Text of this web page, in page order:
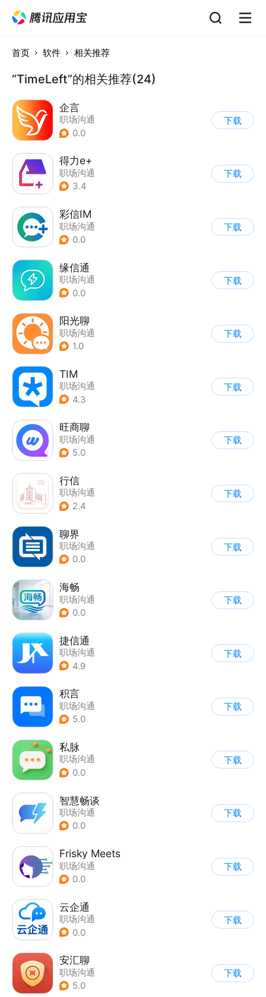
首页 软件 相关推荐
“TimeLeft”的相关推荐(24)
企言
职场沟通
0.0
下载
得力e+
职场沟通
3.4
下载
彩信IM
职场沟通
0.0
下载
缘信通
职场沟通
0.0
下载
阳光聊
职场沟通
1.0
下载
TIM
职场沟通
4.3
下载
旺商聊
职场沟通
5.0
下载
行信
职场沟通
2.4
下载
聊界
职场沟通
0.0
下载
海畅
职场沟通
0.0
下载
捷信通
职场沟通
4.9
下载
积言
职场沟通
5.0
下载
私脉
职场沟通
0.0
下载
智慧畅谈
职场沟通
0.0
下载
Frisky Meets
职场沟通
0.0
下载
云企通
职场沟通
0.0
下载
安汇聊
职场沟通
5.0
下载